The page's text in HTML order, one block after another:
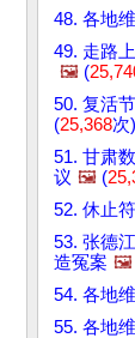
48. 各地
49. 走路
🖼️ (
50. 复活
(25,368次)
51. 甘肃
议 🖼️ (
52. 休止
53. 张德
造冤案 🖼️
54. 各地
55. 各地